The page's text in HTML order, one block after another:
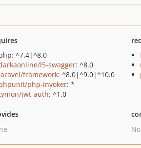
^7.4|^8.0
l5-swagger: ^8.0
framework: ^8.0|^9.0|^10.0
php-invoker: *
jwt-auth: ^1.0